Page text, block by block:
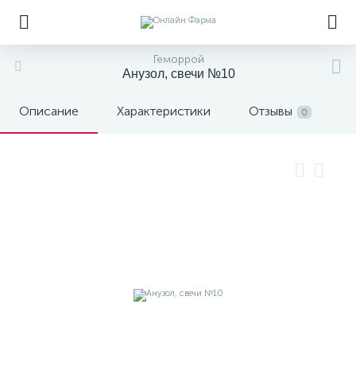
Геморрой
Анузол, свечи №10
Описание Характеристики Отзывы 0